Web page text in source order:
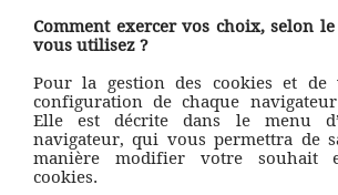
Comment exercer vos choix, selon
vous utilisez ?
Pour la gestion des cookies et
configuration de chaque
Elle est décrite dans le menu
navigateur, qui vous permettra de
manière modifier votre souhait
cookies.